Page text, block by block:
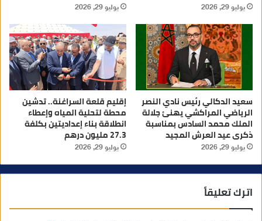
يوليو 29, 2026 يوليو 29, 2026
سعيد الدكالي رئيس نادي النصر
الرياضي المراكشي يهنئ جلالة
الملك محمد السادس بمناسبة
ذكرى عيد العرش المجيد
يوليو 29, 2026
إقليم قلعة السراغنة.. تدشين
محطة لتحلية المياه وإعطاء
انطلاقة بناء إعداديتين بكلفة
27.3 مليون درهم
يوليو 29, 2026
اترك تعليقاً